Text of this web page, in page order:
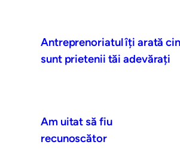
Antreprenoriatul îți arată
sunt prietenii tăi adevărați
Am uitat să fiu
recunoscător